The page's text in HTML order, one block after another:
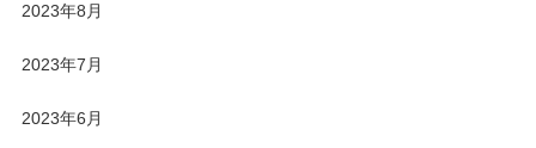
2023年8月
2023年7月
2023年6月